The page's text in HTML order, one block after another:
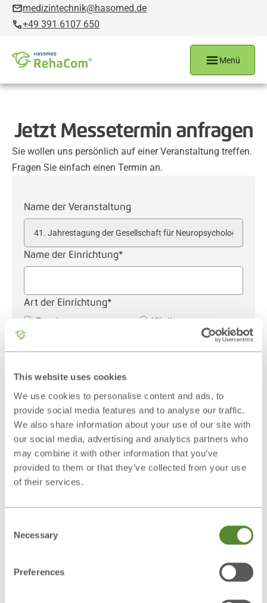
This website uses cookies
We use cookies to personalise content and ads, to
provide social media features and to analyse our traffic.
We also share information about your use of our site with
our social media, advertising and analytics partners who
may combine it with other information that you’ve
provided to them or that they’ve collected from your use
of their services.
Selection
Necessary
Preferences
medizintechnik@hasomed.de
+49 391 6107 650
Menü
Jetzt Messetermin anfragen
Sie wollen uns persönlich auf einer Veranstaltung treffen.
Fragen Sie einfach einen Termin an.
Name der Veranstaltung
Name der Einrichtung*
Art der Einrichtung*
Praxis
Klinik
E-Mail Adresse*
Rufnummer
Datenschutzerklärung